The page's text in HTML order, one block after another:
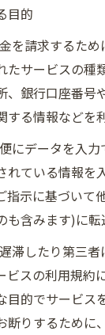
目的
を請求するた
たサービスの種
、銀行口座番号
する情報などを
にデータを入
れている情報を
指示に基づいて
も含みます)に
滞したり第三者
ビスの利用規約
目的でサービス
断りするために